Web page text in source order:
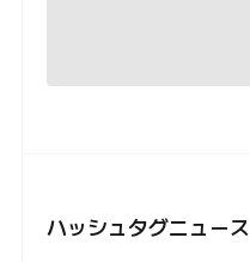
ハッシュタグニュース